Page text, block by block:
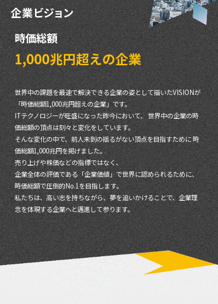
企業ビジョン
時価総額
1,000兆円超えの企業
世界中の課題を最速で解決できる企業の姿として描いたVISIONが
「時価総額1,000兆円超えの企業」です。
ITテクノロジーが旺盛になった昨今において、 世界中の企業の時
価総額の頂点は刻々と変化をしています。
そんな変化の中で、前人未到の揺るがない頂点を目指すために 時
価総額1,000兆円を掲げました。
売り上げや株価などの指標ではなく、
企業全体の評価である「企業価値」で世界に認められるために、
時価総額で圧倒的No.1を目指します。
私たちは、高い志を持ちながら、夢を追いかけることで、企業理
念を体現する企業へと邁進して参ります。